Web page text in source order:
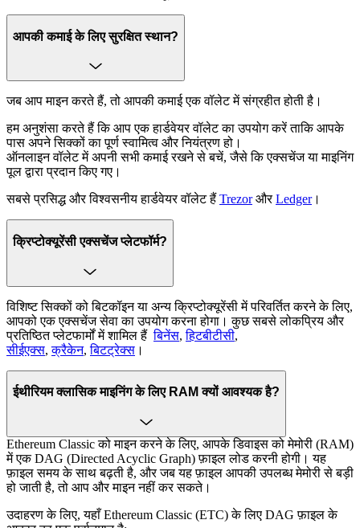
आपकी कमाई के लिए सुरक्षित स्थान?
जब आप माइन करते हैं, तो आपकी कमाई एक वॉलेट में संग्रहीत होती है।
हम अनुशंसा करते हैं कि आप एक हार्डवेयर वॉलेट का उपयोग करें ताकि आपके
पास अपने सिक्कों का पूर्ण स्वामित्व और नियंत्रण हो।
ऑनलाइन वॉलेट में अपनी सभी कमाई रखने से बचें, जैसे कि एक्सचेंज या माइनिंग
पूल द्वारा प्रदान किए गए।
सबसे प्रसिद्ध और विश्वसनीय हार्डवेयर वॉलेट हैं TrezorऔरLedger।
क्रिप्टोक्यूरेंसी एक्सचेंज प्लेटफॉर्म?
विशिष्ट सिक्कों को बिटकॉइन या अन्य क्रिप्टोक्यूरेंसी में परिवर्तित करने के लिए,
आपको एक एक्सचेंज सेवा का उपयोग करना होगा। कुछ सबसे लोकप्रिय और
प्रतिष्ठित प्लेटफार्मों में शामिल हैंबिनेंस,हिटबीटीसी,
सीईएक्स,क्रैकेन,बिटट्रेक्स ।
ईथीरियम क्लासिक माइनिंग के लिए RAM क्यों आवश्यक है?
Ethereum Classic को माइन करने के लिए, आपके डिवाइस को मेमोरी (RAM)
में एक DAG (Directed Acyclic Graph) फ़ाइल लोड करनी होगी। यह
फ़ाइल समय के साथ बढ़ती है, और जब यह फ़ाइल आपकी उपलब्ध मेमोरी से बड़ी
हो जाती है, तो आप और माइन नहीं कर सकते।
उदाहरण के लिए, यहाँ Ethereum Classic (ETC) के लिए DAG फ़ाइल के